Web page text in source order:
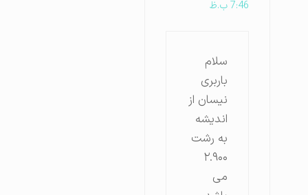
سلام
باربری
نیسان از
اندیشه
به رشت
۲.۹۰۰